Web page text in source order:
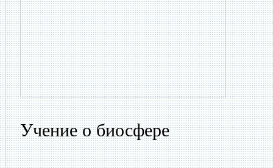
Учение о биосфере